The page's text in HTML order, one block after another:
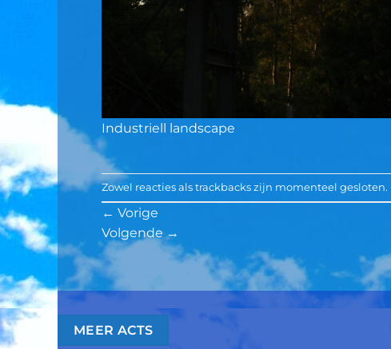
Industriell landscape
Zowel reacties als trackbacks zijn momenteel gesloten.
← Vorige
Volgende→
MEER ACTS